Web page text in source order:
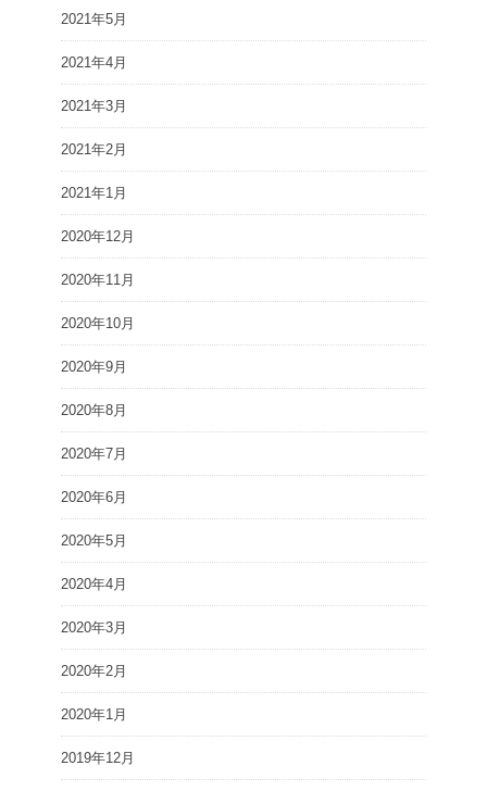
2021年5月
2021年4月
2021年3月
2021年2月
2021年1月
2020年12月
2020年11月
2020年10月
2020年9月
2020年8月
2020年7月
2020年6月
2020年5月
2020年4月
2020年3月
2020年2月
2020年1月
2019年12月